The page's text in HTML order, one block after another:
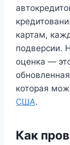
картам,
подверсии.
оценка —
которая
США.
Как